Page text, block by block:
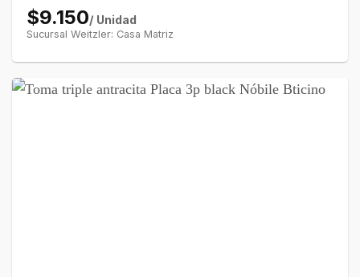
$9.150/ Unidad
Sucursal Weitzler: Casa Matriz